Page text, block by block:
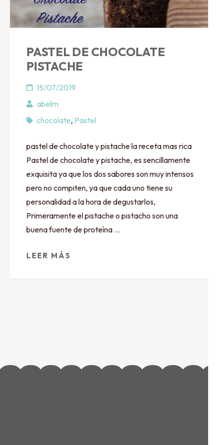
PASTEL DE CHOCOLATE
PISTACHE
15/07/2019
abelrn
chocolate, Pastel
pastel de chocolate y pistache la receta mas rica
Pastel de chocolate y pistache, es sencillamente
exquisita ya que los dos sabores son muy intensos
pero no compiten, ya que cada uno tiene su
personalidad a la hora de degustarlos,
Primeramente el pistache o pistacho son una
buena fuente de proteína …
LEER MÁS